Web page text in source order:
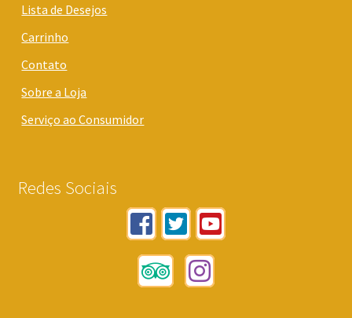
Lista de Desejos
Carrinho
Contato
Sobre a Loja
Serviço ao Consumidor
Redes Sociais